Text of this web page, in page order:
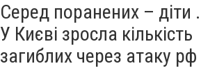
Серед поранених – діти .
У Києві зросла кількість
загиблих через атаку рф